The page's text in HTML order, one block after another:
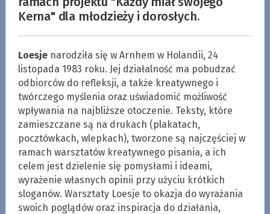
Kerna" dla młodzieży i dorosłych.
Loesjenarodziła się w Arnhem w Holandii, 24
listopada 1983 roku. Jej działalność ma pobudzać
odbiorców do refleksji, a także kreatywnego i
twórczego myślenia oraz uświadomić możliwość
wpływania na najbliższe otoczenie. Teksty, które
zamieszczane są na drukach (plakatach,
pocztówkach, wlepkach), tworzone są najczęściej w
ramach warsztatów kreatywnego pisania, a ich
celem jest dzielenie się pomysłami i ideami,
wyrażenie własnych opinii przy użyciu krótkich
sloganów. Warsztaty Loesje to okazja do wyrażania
swoich poglądów oraz inspiracja do działania,